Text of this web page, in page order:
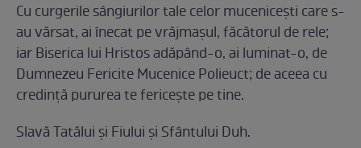
Cu curgerile sângiurilor tale celor muceniceşti care s-
au vărsat, ai înecat pe vrăjmaşul, făcătorul de rele;
iar Biserica lui Hristos adăpând-o, ai luminat-o, de
Dumnezeu Fericite Mucenice Polieuct; de aceea cu
credinţă pururea te fericeşte pe tine.
Slavă Tatălui şi Fiului şi Sfântului Duh.